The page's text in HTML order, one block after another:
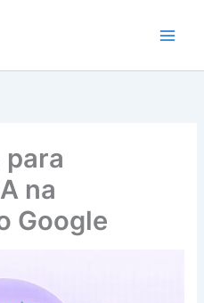
para
na
Google